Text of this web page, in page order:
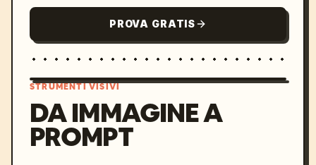
PROVA GRATIS
STRUMENTI VISIVI
DA IMMAGINE A
PROMPT